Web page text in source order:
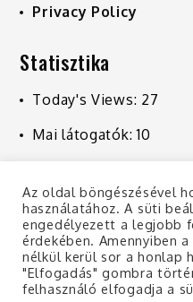
Privacy Policy
Statisztika
Today's Views: 27
Mai látogatók:10
Last 30 Days Views:1
Last 365 Days Views:
Az oldal böngészésével
használatához. A süti
engedélyezett a legjobb
érdekében. Amennyiben
nélkül kerül sor a honlap
"Elfogadás" gombra
felhasználó elfogadja a